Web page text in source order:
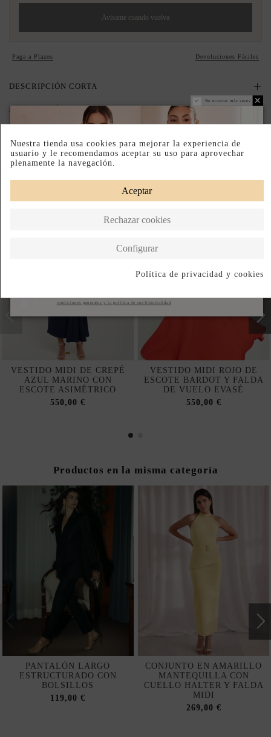
Avisame cuando vuelva
Paga a Plazos Devoluciones Fáciles
DESCRIPCIÓN CORTA
DESCRIPCIÓN
Completa tu look
VESTIDO MIDI DE CREPÉ
AZUL MARINO CON
ESCOTE ASIMÉTRICO
550,00 €
VESTIDO MIDI ROJO DE
ESCOTE BARDOT Y FALDA
DE VUELO EVASÉ
550,00 €
Productos en la misma categoría
PANTALÓN LARGO
ESTRUCTURADO CON
BOLSILLOS
119,00 €
CONJUNTO EN AMARILLO
MANTEQUILLA CON
CUELLO HALTER Y FALDA
MIDI
269,00 €
No mostrar más veces
condiciones generales y la política de confidencialidad
Nuestra tienda usa cookies para mejorar la experiencia de
usuario y le recomendamos aceptar su uso para aprovechar
plenamente la navegación.
Aceptar
Rechazar cookies
Configurar
Política de privacidad y cookies